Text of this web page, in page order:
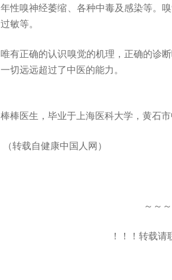
年性嗅神经萎缩、各种中毒及感染等。
过敏等。
唯有正确的认识嗅觉的机理，正确的诊
一切远远超过了中医的能力。
棒棒医生，毕业于上海医科大学，黄石
（转载自健康中国人网）
～～
！！！转载请